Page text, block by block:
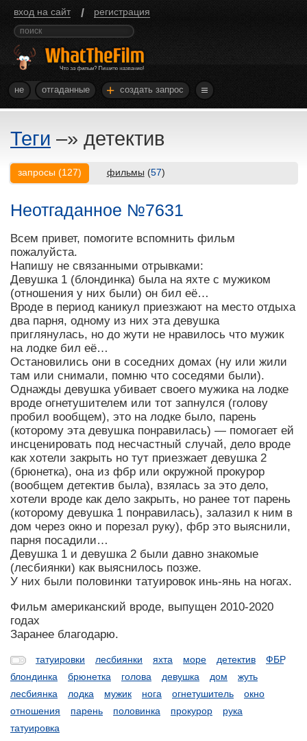
вход на сайт / регистрация
не отгаданные + создать запрос
Теги –» детектив
запросы (127) фильмы (57)
Неотгаданное №7631
Всем привет, помогите вспомнить фильм
пожалуйста.
Напишу не связанными отрывками:
Девушка 1 (блондинка) была на яхте с мужиком
(отношения у них были) он бил её…
Вроде в период каникул приезжают на место отдыха
два парня, одному из них эта девушка
приглянулась, но до жути не нравилось что мужик
на лодке бил её…
Остановились они в соседних домах (ну или жили
там или снимали, помню что соседями были).
Однажды девушка убивает своего мужика на лодке
вроде огнетушителем или тот запнулся (голову
пробил вообщем), это на лодке было, парень
(которому эта девушка понравилась) — помогает ей
инсценировать под несчастный случай, дело вроде
как хотели закрыть но тут приезжает девушка 2
(брюнетка), она из фбр или окружной прокурор
(вообщем детектив была), взялась за это дело,
хотели вроде как дело закрыть, но ранее тот парень
(которому девушка 1 понравилась), залазил к ним в
дом через окно и порезал руку), фбр это выяснили,
парня посадили…
Девушка 1 и девушка 2 были давно знакомые
(лесбиянки) как выяснилось позже.
У них были половинки татуировок инь-янь на ногах.
Фильм американский вроде, выпущен 2010-2020
годах
Заранее благодарю.
татуировки лесбиянки яхта море детектив
ФБР
блондинка
брюнетка голова девушка дом
жуть
лесбиянка
лодка мужик нога огнетушитель
окно
отношения
парень половинка прокурор
рука
татуировка